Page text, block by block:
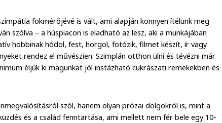
fokmérőjévé is vált, ami alapján könnyen ítélünk meg
szólva – a húspiacon is eladható az lesz, aki a munkájában
hobbinak hódol, fest, horgol, fotózik, filmet készít, ír vagy
rendez el művészien. Szimplán otthon ülni és tévézni már
éljük ki magunkat jól instázható cukrászati remekekben és
szól, hanem olyan prózai dolgokról is, mint a
és a család fenntartása, ami mellett nem fér bele egy 10-